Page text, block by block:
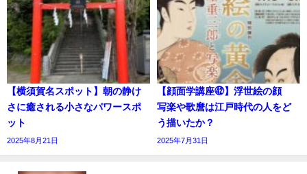
【横須賀名スポット】朝の静け
さに癒される小さなパワースポ
ット
2025年8月21日
【顔面学講座㊷】浮世絵の顔
写楽や歌麿は江戸時代の人をど
う描いたか？
2025年7月31日